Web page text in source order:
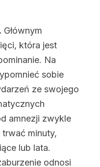
Głównym
która jest
Na
sobie
ze swojego
amnezji zwykle
minuty,
lub lata.
odnosi